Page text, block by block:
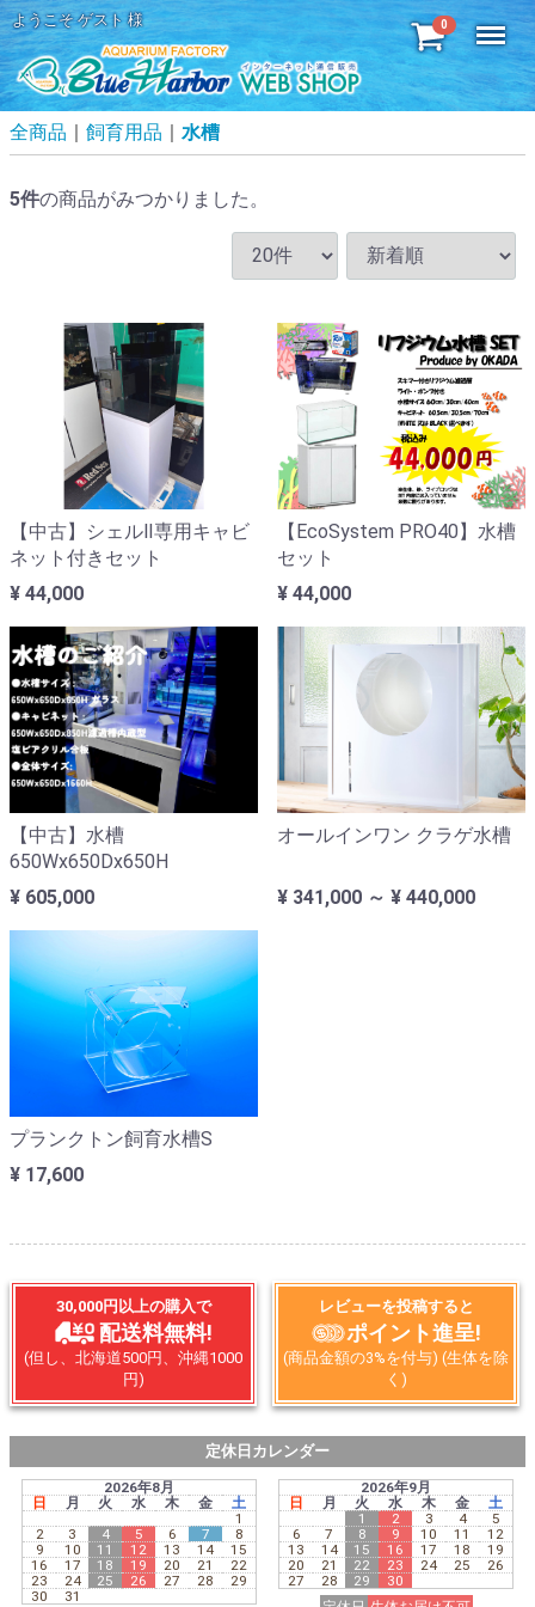
0
ようこそ ゲスト 様 Menu
全商品 飼育用品 水槽
5件の商品がみつかりました。
【中古】シェルⅡ専用キャビ
ネット付きセット
¥ 44,000
【EcoSystem PRO40】水槽
セット
¥ 44,000
【中古】水槽
650Wx650Dx650H
¥ 605,000
オールインワン クラゲ水槽
¥ 341,000 ～ ¥ 440,000
プランクトン飼育水槽S
¥ 17,600
30,000円以上の購入で
配送料無料!
(但し、北海道500円、沖縄1000
円)
レビューを投稿すると
ポイント進呈!
(商品金額の3%を付与) (生体を除
く)
定休日カレンダー
2026年8月
日
月 火 水 木 金
土
1
2
3 4 5 6 7
8
9
10 11 12 13 14
15
16
17 18 19 20 21
22
23
24 25 26 27 28
29
30
31
2026年9月
日
月 火 水 木 金
土
1
2 3 4
5
6
7 8 9 10 11
12
13
14 15 16 17 18
19
20
21 22 23 24 25
26
27
28 29
30